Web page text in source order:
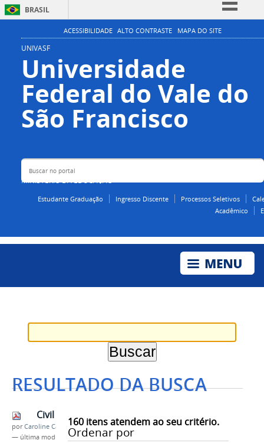
BRASIL
Simplifique!
Participe
Acesso à informação
Legislação
Canais
ACESSIBILIDADE ALTO CONTRASTE MAPA DO SITE
UNIVASF
Universidade
Federal do Vale do
São Francisco
MINISTÉRIO DA EDUCAÇÃO
Buscar no portal
Estudante Graduação Ingresso Discente Processos Seletivos
Acadêmico
RESULTADO DA BUSCA
160itens atendem ao seu critério.
Ordenar por
Civil
porCaroline Carvalho
— última modificação01/02/2017 12h52